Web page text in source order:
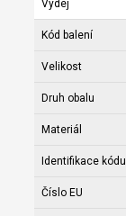
Výdej
Kód balení
Velikost
Druh obalu
Materiál
Identifikace kódu
Číslo EU